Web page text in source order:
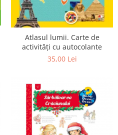
Atlasul lumii. Carte de
activități cu autocolante
35,00 Lei